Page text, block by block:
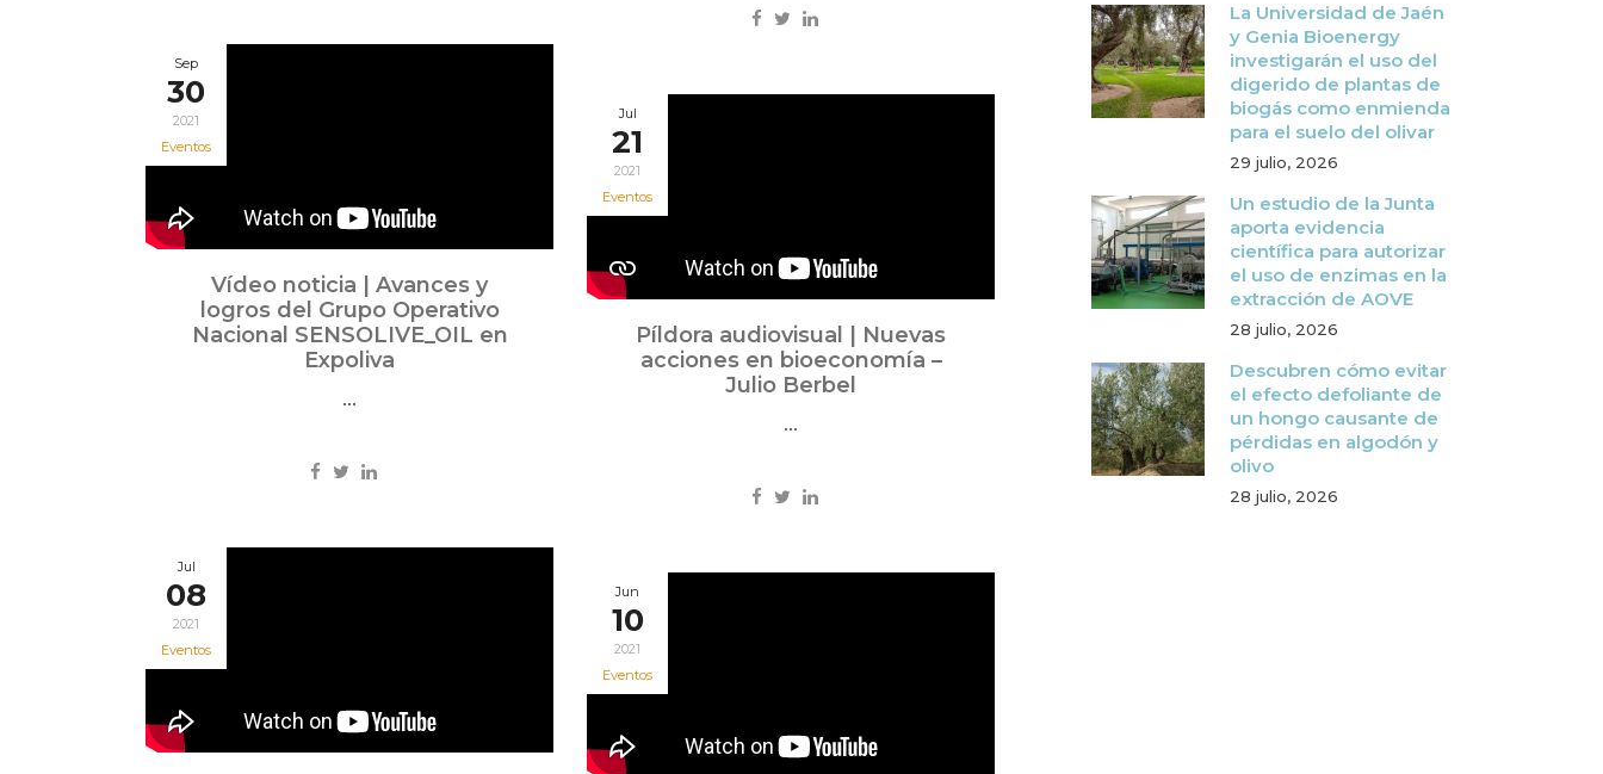
Sep
30
2021
Eventos
Vídeo noticia | Avances y
logros del Grupo Operativo
Nacional SENSOLIVE_OIL en
Expoliva
...
Jul
21
2021
Eventos
Píldora audiovisual | Nuevas
acciones en bioeconomía –
Julio Berbel
...
Jul
08
2021
Eventos
Jun
10
2021
Eventos
La Universidad de Jaén
y Genia Bioenergy
investigarán el uso del
digerido de plantas de
biogás como enmienda
para el suelo del olivar
29 julio, 2026
Un estudio de la Junta
aporta evidencia
científica para autorizar
el uso de enzimas en la
extracción de AOVE
28 julio, 2026
Descubren cómo evitar
el efecto defoliante de
un hongo causante de
pérdidas en algodón y
olivo
28 julio, 2026